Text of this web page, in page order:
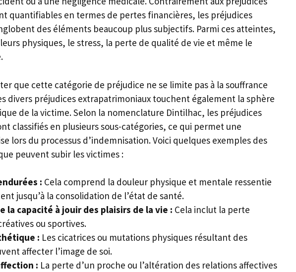
quantifiables en termes de pertes financières, les préjudices
des éléments beaucoup plus subjectifs. Parmi ces atteintes,
physiques, le stress, la perte de qualité de vie et même le
que cette catégorie de préjudice ne se limite pas à la souffrance
divers préjudices extrapatrimoniaux touchent également la sphère
de la victime. Selon la nomenclature Dintilhac, les préjudices
classifiés en plusieurs sous-catégories, ce qui permet une
lors du processus d’indemnisation. Voici quelques exemples des
peuvent subir les victimes :
: Cela comprend la douleur physique et mentale ressentie
jusqu’à la consolidation de l’état de santé.
la capacité à jouir des plaisirs de la vie : Cela inclut la perte
ou sportives.
: Les cicatrices ou mutations physiques résultant des
affecter l’image de soi.
: La perte d’un proche ou l’altération des relations affectives